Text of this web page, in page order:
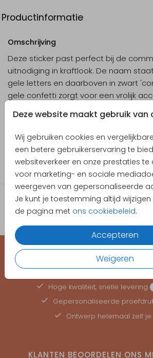
Deze website maakt gebruik van
Wij gebruiken cookies en
een betere gebruikerservaring te
websiteverkeer en onze prestaties te
voor marketing- en sociale
weergeven van gepersonaliseerde
Je kunt je toestemming altijd
de pagina met ons cookiebeleid.
Accepteren
Weigeren
Productinformatie
Omschrijving
Deze sticker past perfect bij de
uitnodiging in kraftlook. De naam
gele letters en daarboven in zwart
gele confetti zorgt voor een vrolijk
Designer
Anet illustratie
Collectie
EEN KAARTJE VOOR ELK
Hoge kwaliteit, snelle levering
Gepersonaliseerde
Ontwerp helemaal zelf
KLANTEN BEOORDELEN ONS